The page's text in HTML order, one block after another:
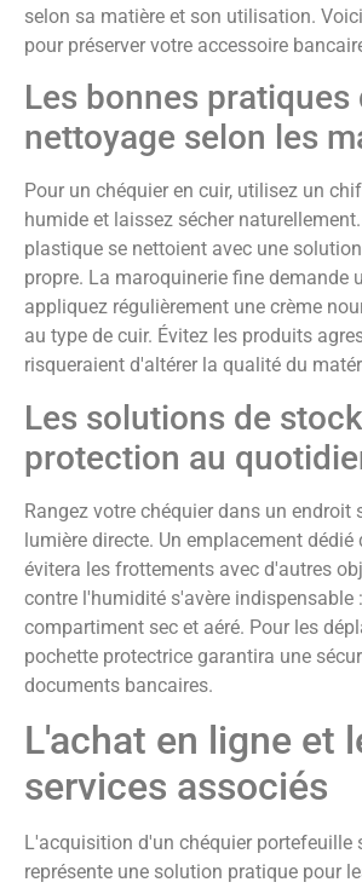
selon sa matière et son utilisation.
pour préserver votre accessoire
Les bonnes pratiques
nettoyage selon les
Pour un chéquier en cuir, utilisez un
humide et laissez sécher
plastique se nettoient avec une
propre. La maroquinerie fine demande
appliquez régulièrement une crème
au type de cuir. Évitez les produits
risqueraient d'altérer la qualité du
Les solutions de
protection au
Rangez votre chéquier dans un endroit
lumière directe. Un emplacement dédié
évitera les frottements avec d'autres
contre l'humidité s'avère indispensable
compartiment sec et aéré. Pour les
pochette protectrice garantira une
documents bancaires.
L'achat en ligne et
services associés
L'acquisition d'un chéquier portefeuille
représente une solution pratique pour